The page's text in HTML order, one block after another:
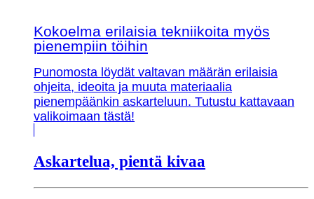
Kokoelma erilaisia tekniikoita myös
pienempiin töihin
Punomosta löydät valtavan määrän erilaisia
ohjeita, ideoita ja muuta materiaalia
pienempäänkin askarteluun. Tutustu kattavaan
valikoimaan tästä!
Askartelua, pientä kivaa